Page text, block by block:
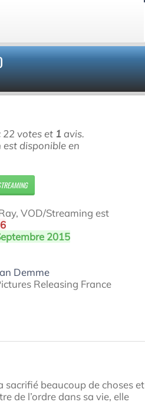
22 votes et 1 avis.
est disponible en
VOD/Streaming est
2015
Demme
Releasing France
sacrifié beaucoup de choses et
de l’ordre dans sa vie, elle